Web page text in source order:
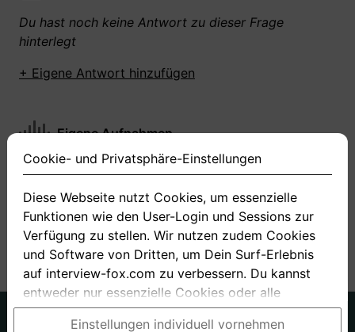
Du hast noch keine Antwort zu dieser Frage
hinterlegt
+ Eigene Antwort hinzufügen
Eigene Aufnahmen
Du hast zu dieser Frage noch keine Antworten
+ Neue Antwort aufnehmen
Cookie- und Privatsphäre-Einstellungen
Diese Webseite nutzt Cookies, um essenzielle
Funktionen wie den User-Login und Sessions zur
Verfügung zu stellen. Wir nutzen zudem Cookies
und Software von Dritten, um Dein Surf-Erlebnis
auf interview-fox.com zu verbessern. Du kannst
entweder nur essenzielle Cookies oder alle
Cookies akzeptieren. Du kannst Deine
Einstellungen individuell vornehmen